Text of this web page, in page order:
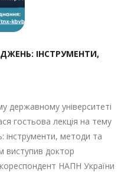
ІНСТРУМЕНТИ,
державному університеті
гостьова лекція на тему
інструменти, методи та
виступив доктор
НАПН України